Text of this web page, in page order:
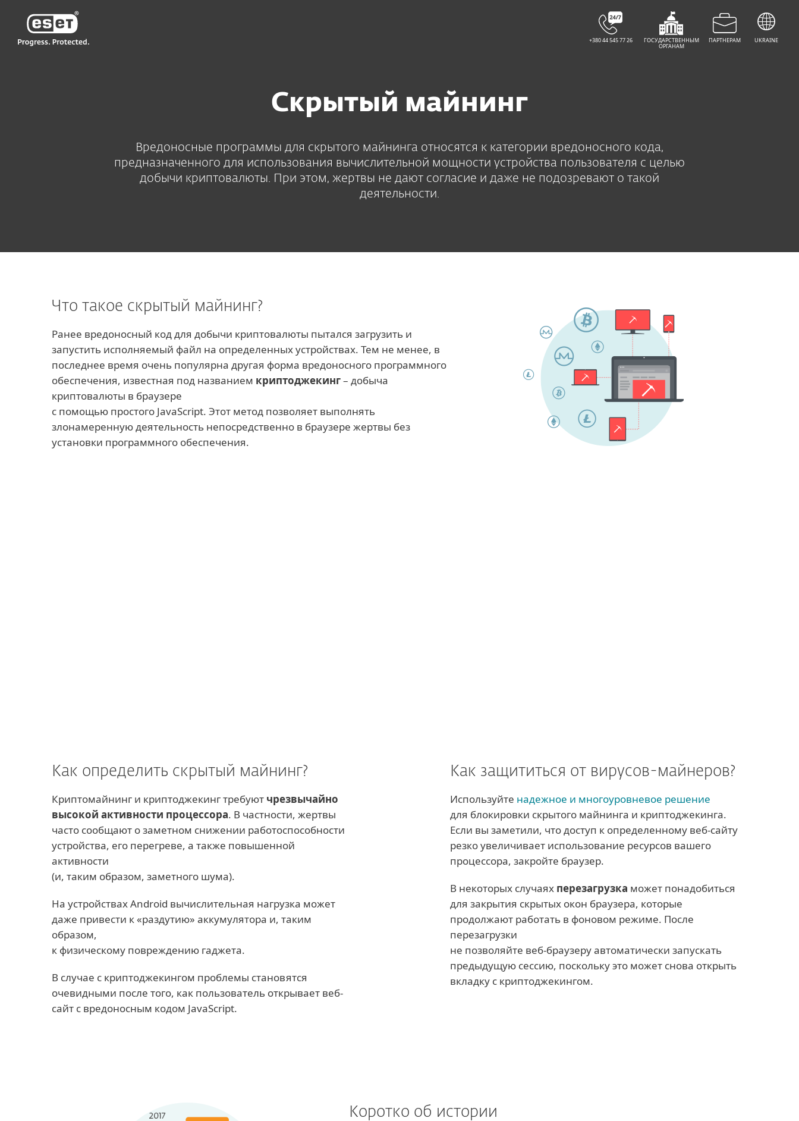
Скрытый майнинг
Вредоносные программы для скрытого майнинга относятся к категории вредоносного кода,
предназначенного для использования вычислительной мощности устройства пользователя с целью
добычи криптовалюты. При этом, жертвы не дают согласие и даже не подозревают о такой
деятельности.
Что такое скрытый майнинг?
Ранее вредоносный код для добычи криптовалюты пытался загрузить и
запустить исполняемый файл на определенных устройствах. Тем не менее, в
последнее время очень популярна другая форма вредоносного программного
обеспечения, известная под названием криптоджекинг– добыча
криптовалюты в браузере
с помощью простого JavaScript. Этот метод позволяет выполнять
злонамеренную деятельность непосредственно в браузере жертвы без
установки программного обеспечения.
Как определить скрытый майнинг?
Криптомайнинг и криптоджекинг требуют чрезвычайно
высокой активности процессора. В частности, жертвы
часто сообщают о заметном снижении работоспособности
устройства, его перегреве, а также повышенной
активности
(и, таким образом, заметного шума).
На устройствах Android вычислительная нагрузка может
даже привести к «раздутию» аккумулятора и, таким
образом,
к физическому повреждению гаджета.
В случае с криптоджекингом проблемы становятся
очевидными после того, как пользователь открывает веб-
сайт с вредоносным кодом JavaScript.
Как защититься от вирусов-майнеров?
Используйте надежное и многоуровневое решение
для блокировки скрытого майнинга и криптоджекинга.
Если вы заметили, что доступ к определенному веб-сайту
резко увеличивает использование ресурсов вашего
процессора, закройте браузер.
В некоторых случаях перезагрузка может понадобиться
для закрытия скрытых окон браузера, которые
продолжают работать в фоновом режиме. После
перезагрузки
не позволяйте веб-браузеру автоматически запускать
предыдущую сессию, поскольку это может снова открыть
вкладку с криптоджекингом.
Коротко об истории
UA-RUТехническая поддержка
ESET
+380 44 545 77 26 ГОСУДАРСТВЕННЫМ
ОРГАНАМ
ПАРТНЕРАМ UKRAINE